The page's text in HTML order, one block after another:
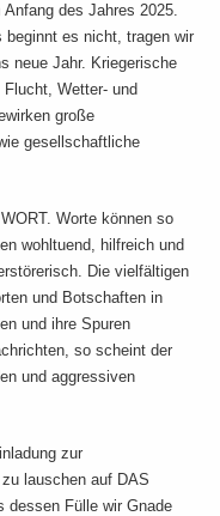
Anfang des Jahres 2025.
beginnt es nicht, tragen wir
neue Jahr. Kriegerische
Wetter- und
große
gesellschaftliche
Worte können so
wohltuend, hilfreich und
Die vielfältigen
und Botschaften in
und ihre Spuren
so scheint der
und aggressiven
zur
lauschen auf DAS
dessen Fülle wir Gnade